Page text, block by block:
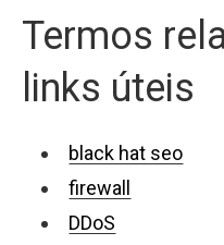
Termos
links úteis
black hat seo
firewall
DDoS